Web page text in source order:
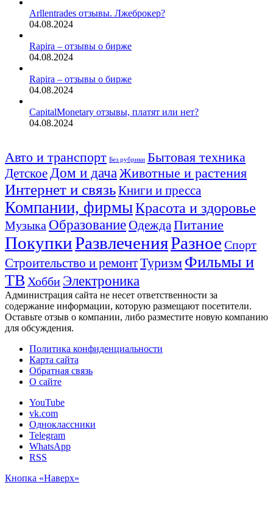
Arllentrades отзывы. Лжеброкер?
04.08.2024
Rapira – отзывы о бирже
04.08.2024
Rapira – отзывы о бирже
04.08.2024
CapitalMonetary отзывы, платят или нет?
04.08.2024
Авто и транспорт Без рубрики Бытовая техника
Детское Дом и дача Животные и растения
Интернет и связьКниги и пресса
Компании, фирмыКрасота и здоровье
Музыка ОбразованиеОдежда Питание
ПокупкиРазвлеченияРазное Спорт
Строительство и ремонтТуризм Фильмы и
ТВ Хобби Электроника
Администрация сайта не несет ответственности за
содержание информации, которую размещают посетители.
Оставьте отзыв о компании, либо разместите новую компанию
для обсуждения.
Политика конфиденциальности
Карта сайта
Обратная связь
О сайте
YouTube
vk.com
Одноклассники
Telegram
WhatsApp
RSS
Кнопка «Наверх»